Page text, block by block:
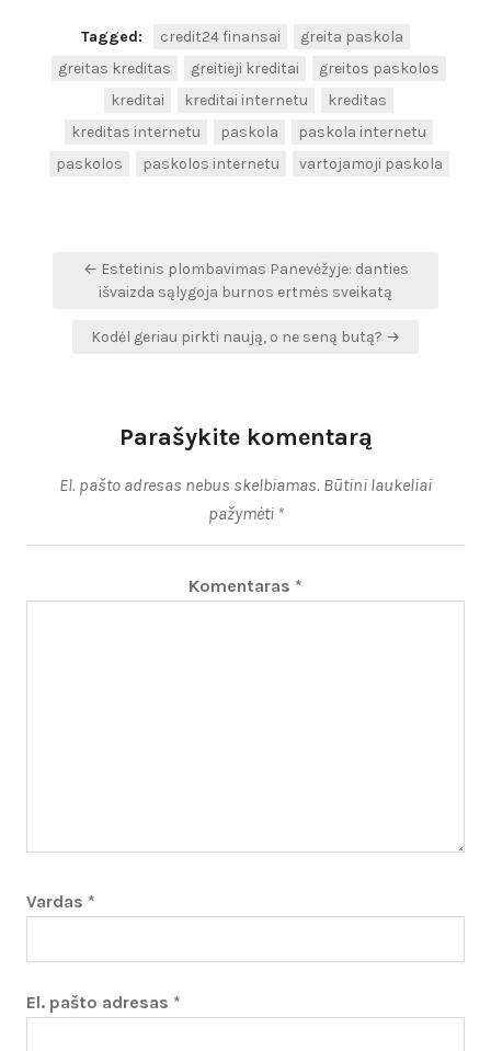
Tagged: credit24 finansai
greita paskola
greitas kreditas
greitieji kreditai
greitos paskolos
kreditai
kreditai internetu
kreditas
kreditas internetu
paskola
paskola internetu
paskolos
paskolos internetu vartojamoji paskola
Navigacija
← Estetinis plombavimas Panevėžyje: danties
išvaizda sąlygoja burnos ertmės sveikatą
Kodėl geriau pirkti naują, o ne seną butą? →
Parašykite komentarą
El. pašto adresas nebus skelbiamas. Būtini laukeliai
pažymėti *
Komentaras *
Vardas *
El. pašto adresas *